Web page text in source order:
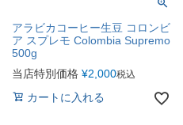
アラビカコーヒー生豆 コロンビ
ア スプレモ Colombia Supremo
500g
当店特別価格 ¥2,000税込
カートに入れる